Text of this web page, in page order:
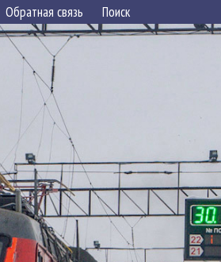
Обратная связь Поиск